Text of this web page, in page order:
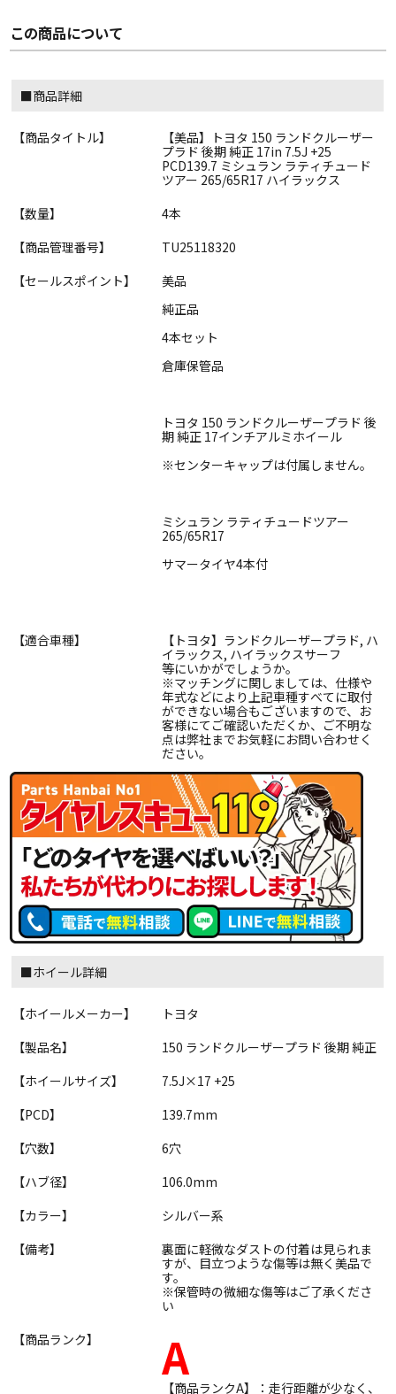
この商品について
■商品詳細
【商品タイトル】
【美品】トヨタ 150 ランドクルーザー
プラド 後期 純正 17in 7.5J +25
PCD139.7 ミシュラン ラティチュード
ツアー 265/65R17 ハイラックス
【数量】
4本
【商品管理番号】
TU25118320
【セールスポイント】
美品
純正品
4本セット
倉庫保管品
トヨタ 150 ランドクルーザープラド 後
期 純正 17インチアルミホイール
※センターキャップは付属しません。
ミシュラン ラティチュードツアー
265/65R17
サマータイヤ4本付
【適合車種】
【トヨタ】ランドクルーザープラド, ハ
イラックス, ハイラックスサーフ
等にいかがでしょうか。
※マッチングに関しましては、仕様や
年式などにより上記車種すべてに取付
ができない場合もございますので、お
客様にてご確認いただくか、ご不明な
点は弊社までお気軽にお問い合わせく
ださい。
■ホイール詳細
【ホイールメーカー】
トヨタ
【製品名】
150 ランドクルーザープラド 後期 純正
【ホイールサイズ】
7.5J×17 +25
【PCD】
139.7mm
【穴数】
6穴
【ハブ径】
106.0mm
【カラー】
シルバー系
【備考】
裏面に軽微なダストの付着は見られま
すが、目立つような傷等は無く美品で
す。
※保管時の微細な傷等はご了承くださ
い
【商品ランク】
A
【商品ランクA】：走行距離が少なく、